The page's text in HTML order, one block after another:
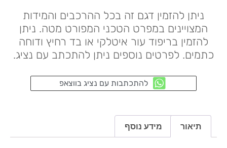
ניתן להזמין דגם זה בכל ההרכבים והמידות
המצויינים במפרט הטכני המפורט מטה. ניתן
להזמין בריפוד עור איטלקי או בד רחיץ ודוחה
כתמים. לפרטים נוספים ניתן להתכתב עם נציג.
להתכתבות עם נציג בווצאפ
תיאור מידע נוסף